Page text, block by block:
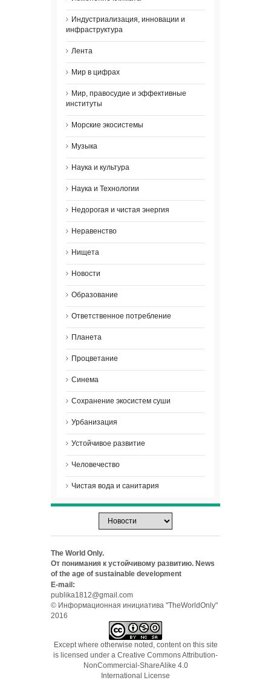
Индустриализация, инновации и
инфраструктура
Лента
Мир в цифрах
Мир, правосудие и эффективные
институты
Морские экосистемы
Музыка
Наука и культура
Наука и Технологии
Недорогая и чистая энергия
Неравенство
Нищета
Новости
Образование
Ответственное потребление
Планета
Процветание
Синема
Сохранение экосистем суши
Урбанизация
Устойчивое развитие
Человечество
Чистая вода и санитария
The World Only.
От понимания к устойчивому развитию. News
of the age of sustainable development
E-mail:
publika1812@gmail.com
© Информационная инициатива "TheWorldOnly"
2016
Except where otherwise noted, content on this site
is licensed under a Creative Commons Attribution-
NonCommercial-ShareAlike 4.0
International License